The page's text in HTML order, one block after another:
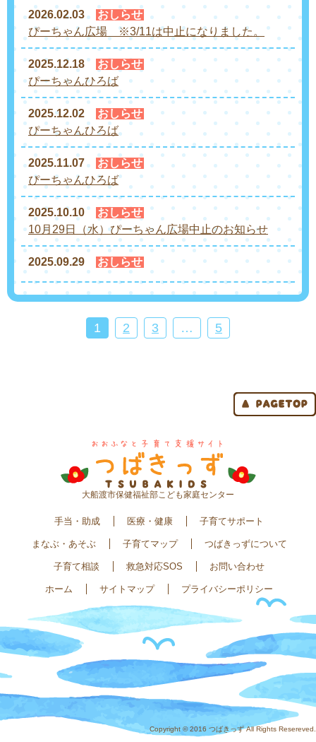
2026.02.03
おしらせ
ぴーちゃん広場 ※3/11は中止になりました。
2025.12.18
おしらせ
ぴーちゃんひろば
2025.12.02
おしらせ
ぴーちゃんひろば
2025.11.07
おしらせ
ぴーちゃんひろば
2025.10.10
おしらせ
10月29日（水）ぴーちゃん広場中止のお知らせ
2025.09.29 おしらせ
1 2 3 … 5
大船渡市保健福祉部こども家庭センター
手当・助成 医療・健康 子育てサポート
まなぶ・あそぶ 子育てマップ つばきっずについて
子育て相談 救急対応SOS お問い合わせ
ホーム サイトマップ プライバシーポリシー
Copyright © 2016 つばきっず All Rights Resereved.